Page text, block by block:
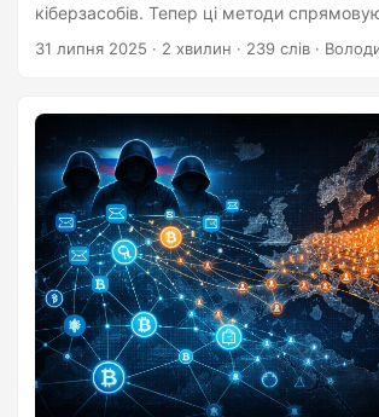
кіберзасобів. Тепер ці методи
західних держав.
31 липня 2025 · 2 хвилин · 239 слів ·